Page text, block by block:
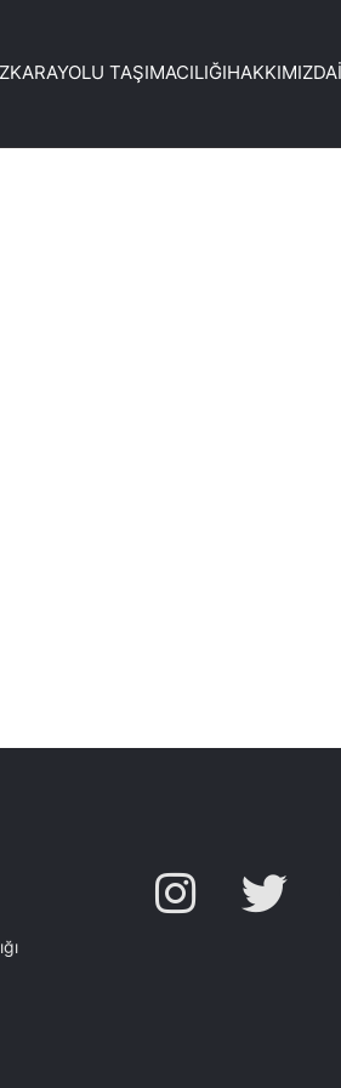
KARAYOLU TAŞIMACILIĞIHAKKIMIZDA